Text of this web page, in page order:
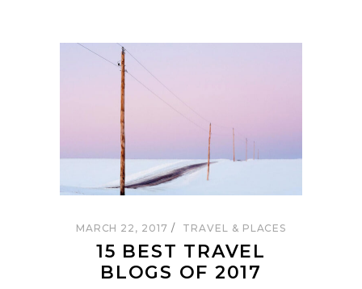
MARCH 22, 2017 TRAVEL & PLACES
15 BEST TRAVEL
BLOGS OF 2017